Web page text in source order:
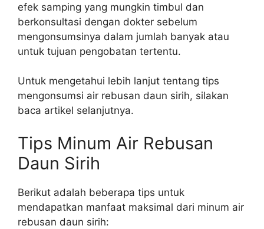
efek samping yang mungkin timbul dan
berkonsultasi dengan dokter sebelum
mengonsumsinya dalam jumlah banyak atau
untuk tujuan pengobatan tertentu.
Untuk mengetahui lebih lanjut tentang tips
mengonsumsi air rebusan daun sirih, silakan
baca artikel selanjutnya.
Tips Minum Air Rebusan
Daun Sirih
Berikut adalah beberapa tips untuk
mendapatkan manfaat maksimal dari minum air
rebusan daun sirih: